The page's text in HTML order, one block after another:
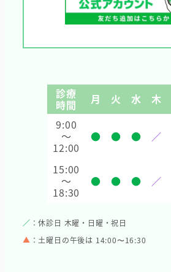
診療
時間 月 火 水 木
9:00
～
12:00
● ● ● ／
15:00
～
18:30
● ● ● ／
／ ：休診日 木曜・日曜・祝日
▲ ：土曜日の午後は 14:00〜16:30